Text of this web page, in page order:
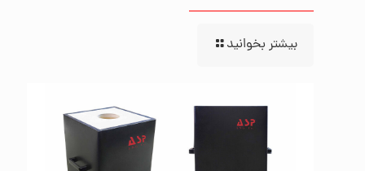
بیشتر بخوانید